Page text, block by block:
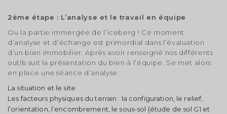
2ème étape : L’analyse et le travail en équipe
Ou la partie immergée de l’iceberg ! Ce moment
d’analyse et d’échange est primordial dans l’évaluation
d’un bien immobilier. Après avoir renseigné nos différents
outils suit la présentation du bien à l’équipe. Se met alors
en place une séance d’analyse :
La situation et le site
Les facteurs physiques du terrain : la configuration, le relief,
l’orientation, l’encombrement, le sous-sol (étude de sol G1 et